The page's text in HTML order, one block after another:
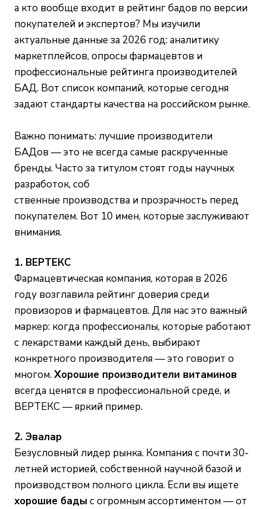
а кто вообще входит в рейтинг бадов по версии
покупателей и экспертов? Мы изучили
актуальные данные за 2026 год: аналитику
маркетплейсов, опросы фармацевтов и
профессиональные рейтинга производителей
БАД. Вот список компаний, которые сегодня
задают стандарты качества на российском рынке.
Важно понимать: лучшие производители
БАДов — это не всегда самые раскрученные
бренды. Часто за титулом стоят годы научных
разработок, соб
ственные производства и прозрачность перед
покупателем. Вот 10 имен, которые заслуживают
внимания.
1. ВЕРТЕКС
Фармацевтическая компания, которая в 2026
году возглавила рейтинг доверия среди
провизоров и фармацевтов. Для нас это важный
маркер: когда профессионалы, которые работают
с лекарствами каждый день, выбирают
конкретного производителя — это говорит о
многом.Хорошие производители витаминов
всегда ценятся в профессиональной среде, и
ВЕРТЕКС — яркий пример.
2. Эвалар
Безусловный лидер рынка. Компания с почти 30-
летней историей, собственной научной базой и
производством полного цикла. Если вы ищете
хорошие бады с огромным ассортиментом — от